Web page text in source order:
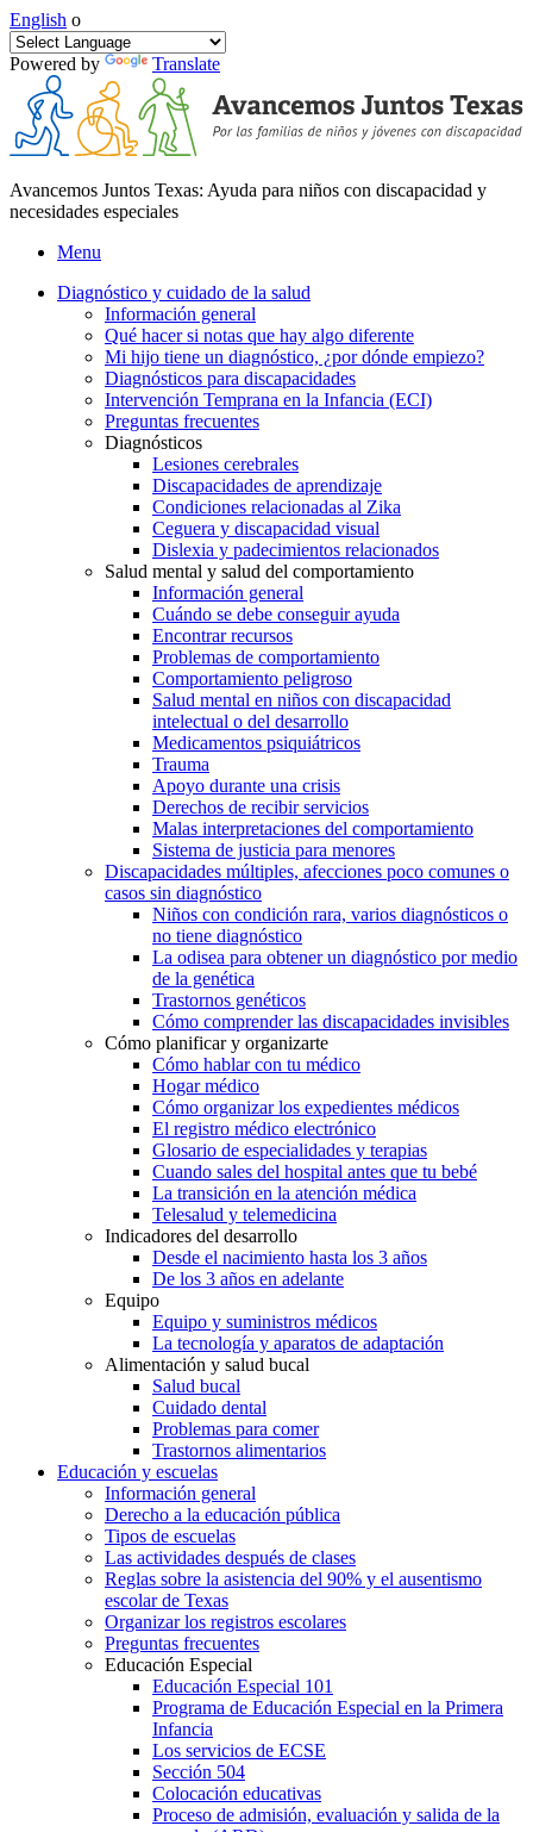
English o
Powered by Translate
Avancemos Juntos Texas: Ayuda para niños con discapacidad y
necesidades especiales
Menu
Diagnóstico y cuidado de la salud
Información general
Qué hacer si notas que hay algo diferente
Mi hijo tiene un diagnóstico, ¿por dónde empiezo?
Diagnósticos para discapacidades
Intervención Temprana en la Infancia (ECI)
Preguntas frecuentes
Diagnósticos
Lesiones cerebrales
Discapacidades de aprendizaje
Condiciones relacionadas al Zika
Ceguera y discapacidad visual
Dislexia y padecimientos relacionados
Salud mental y salud del comportamiento
Información general
Cuándo se debe conseguir ayuda
Encontrar recursos
Problemas de comportamiento
Comportamiento peligroso
Salud mental en niños con discapacidad
intelectual o del desarrollo
Medicamentos psiquiátricos
Trauma
Apoyo durante una crisis
Derechos de recibir servicios
Malas interpretaciones del comportamiento
Sistema de justicia para menores
Discapacidades múltiples, afecciones poco comunes o
casos sin diagnóstico
Niños con condición rara, varios diagnósticos o
no tiene diagnóstico
La odisea para obtener un diagnóstico por medio
de la genética
Trastornos genéticos
Cómo comprender las discapacidades invisibles
Cómo planificar y organizarte
Cómo hablar con tu médico
Hogar médico
Cómo organizar los expedientes médicos
El registro médico electrónico
Glosario de especialidades y terapias
Cuando sales del hospital antes que tu bebé
La transición en la atención médica
Telesalud y telemedicina
Indicadores del desarrollo
Desde el nacimiento hasta los 3 años
De los 3 años en adelante
Equipo
Equipo y suministros médicos
La tecnología y aparatos de adaptación
Alimentación y salud bucal
Salud bucal
Cuidado dental
Problemas para comer
Trastornos alimentarios
Educación y escuelas
Información general
Derecho a la educación pública
Tipos de escuelas
Las actividades después de clases
Reglas sobre la asistencia del 90% y el ausentismo
escolar de Texas
Organizar los registros escolares
Preguntas frecuentes
Educación Especial
Educación Especial 101
Programa de Educación Especial en la Primera
Infancia
Los servicios de ECSE
Sección 504
Colocación educativas
Proceso de admisión, evaluación y salida de la